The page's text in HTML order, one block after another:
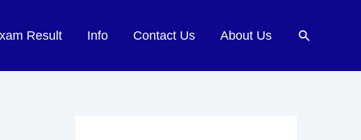
Result Info Contact Us About Us Search